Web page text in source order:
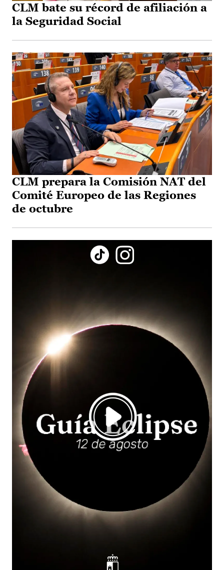
CLM bate su récord de afiliación a
la Seguridad Social
CLM prepara la Comisión NAT del
Comité Europeo de las Regiones
de octubre